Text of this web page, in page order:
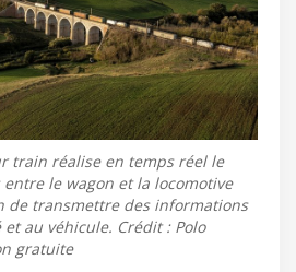
train réalise en temps réel le
le wagon et la locomotive
de transmettre des informations
au véhicule. Crédit : Polo
gratuite